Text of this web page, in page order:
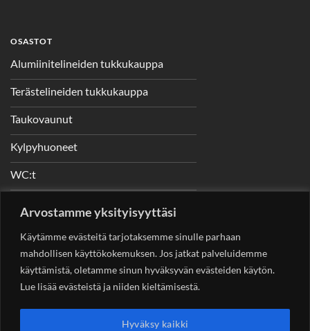
Arvostamme yksityisyyttäsi
Käytämme evästeitä tarjotaksemme sinulle parhaan
mahdollisen käyttökokemuksen. Jos jatkat palveluidemme
käyttämistä, oletamme sinun hyväksyvän evästeiden käytön.
Lue lisää evästeistä ja niiden kieltämisestä.
Hyväksy kaikki
OSASTOT
Alumiinitelineiden tukkukauppa
Terästelineiden tukkukauppa
Taukovaunut
Kylpyhuoneet
WC:t
YHTEYSTIEDOT
Helsingin Rakennuskonevuokraus OySotungintie 449,
00890 Helsinki 0400 99 53 63